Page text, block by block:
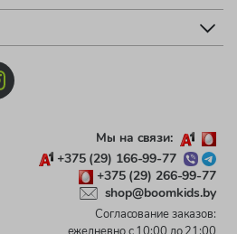
Мы на связи:
+375 (29) 166-99-77
+375 (29) 266-99-77
shop@boomkids.by
Согласование заказов: